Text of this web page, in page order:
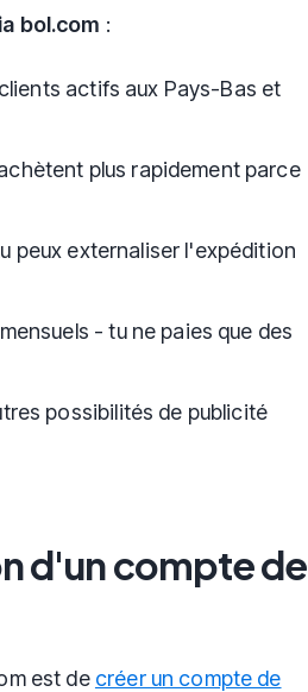
bol.com :
actifs aux Pays-Bas et
plus rapidement parce
peux externaliser l'expédition
- tu ne paies que des
possibilités de publicité
d'un compte de
est de créer un compte de